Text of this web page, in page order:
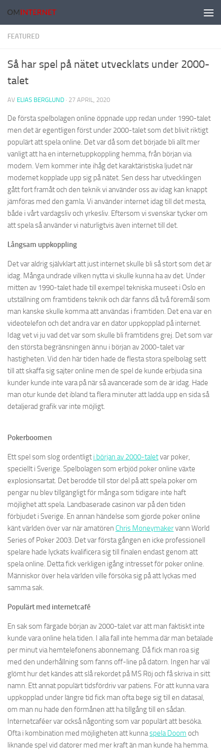
Hoppa till innehåll
FEATURED
Så har spel på nätet utvecklats under 2000-
talet
AV ELIAS BERGLUND · 27 APRIL, 2020
De första spelbolagen online öppnade upp redan under 1990-talet
men det är egentligen först under 2000-talet som det blivit riktigt
populärt att spela online. Det var då som det började bli allt mer
vanligt att ha en internetuppkoppling hemma, från början via
modem. Vem kommer inte ihåg det karaktäristiska ljudet när
modemet kopplade upp sig på nätet. Sen dess har utvecklingen
gått fort framåt och den teknik vi använder oss av idag kan knappt
jämföras med den gamla. Vi använder internet idag till det mesta,
både i vårt vardagsliv och yrkesliv. Eftersom vi svenskar tycker om
att spela så använder vi naturligtvis även internet till det.
Långsam uppkoppling
Det var aldrig självklart att just internet skulle bli så stort som det är
idag. Många undrade vilken nytta vi skulle kunna ha av det. Under
mitten av 1990-talet hade till exempel tekniska museet i Oslo en
utställning om framtidens teknik och där fanns då två föremål som
man kanske skulle komma att användas i framtiden. Det ena var en
videotelefon och det andra var en dator uppkopplad på internet.
Idag vet vi ju vad det var som skulle bli framtidens grej. Det som var
den största begränsningen ännu i början av 2000-talet var
hastigheten. Vid den här tiden hade de flesta stora spelbolag sett
till att skaffa sig sajter online men de spel de kunde erbjuda sina
kunder kunde inte vara på när så avancerade som de är idag. Hade
man otur kunde det ibland ta flera minuter att ladda upp en sida så
detaljerad grafik var inte möjligt.
Pokerboomen
Ett spel som slog ordentligt i början av 2000-taletvar poker,
speciellt i Sverige. Spelbolagen som erbjöd poker online växte
explosionsartat. Det berodde till stor del på att spela poker om
pengar nu blev tillgängligt för många som tidigare inte haft
möjlighet att spela. Landbaserade casinon var på den tiden
förbjudet i Sverige. En annan händelse som gjorde poker online
känt världen över var när amatören Chris Moneymakervann World
Series of Poker 2003. Det var första gången en icke professionell
spelare hade lyckats kvalificera sig till finalen endast genom att
spela online. Detta fick verkligen igång intresset för poker online.
Människor över hela världen ville försöka sig på att lyckas med
samma sak.
Populärt med internetcafé
En sak som färgade början av 2000-talet var att man faktiskt inte
kunde vara online hela tiden. I alla fall inte hemma där man betalade
per minut via hemtelefonens abonnemang. Då fick man roa sig
med den underhållning som fanns off-line på datorn. Ingen har väl
glömt hur det kändes att slå rekordet på MS Röj och få skriva in sitt
namn. Ett annat populärt tidsfördriv var patiens. För att kunna vara
uppkopplad under längre tid fick man ofta bege sig till en datasal,
om man nu hade den förmånen att ha tillgång till en sådan.
Internetcaféer var också någonting som var populärt att besöka.
Ofta i kombination med möjligheten att kunnaspela Doom och
liknande spel vid datorer med mer kraft än man kunde ha hemma.